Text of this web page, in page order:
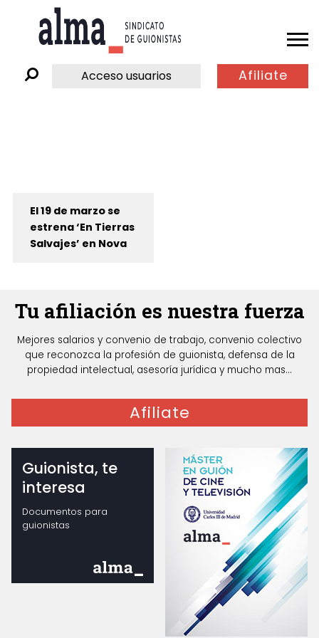
Acceso usuarios Afiliate
El 19 de marzo se
estrena ‘En Tierras
Salvajes’ en Nova
Tu afiliación es nuestra fuerza
Mejores salarios y convenio de trabajo, convenio colectivo
que reconozca la profesión de guionista, defensa de la
propiedad intelectual, asesoría jurídica y mucho mas...
Afiliate
Guionista, te
interesa
Documentos para
guionistas